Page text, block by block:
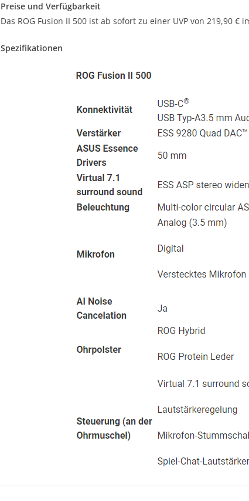
Preise und Verfügbarkeit
Das ROG Fusion II 500 ist ab sofort zu einer UVP von 219,90 €
Spezifikationen